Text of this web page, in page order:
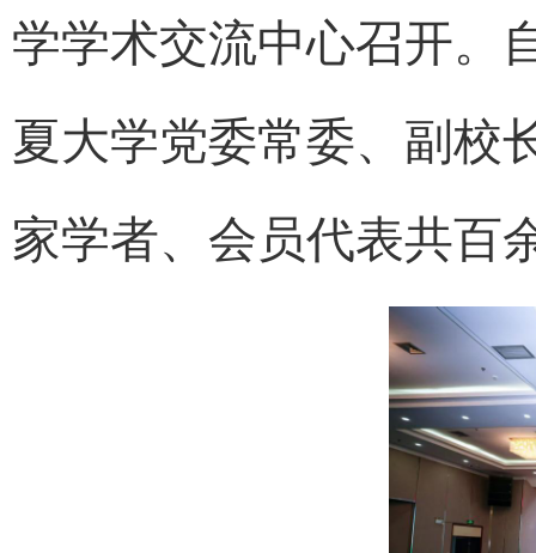
学学术交流中心召开。
夏大学党委常委、副校
家学者、会员代表共百